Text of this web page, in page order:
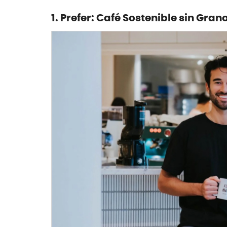
1. Prefer: Café Sostenible sin